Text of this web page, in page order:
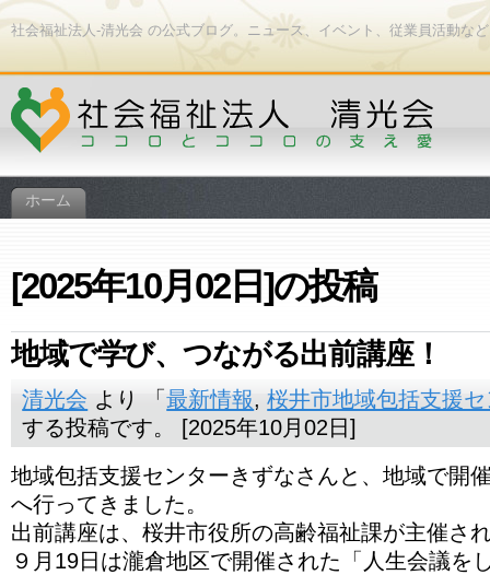
社会福祉法人-清光会 の公式ブログ。ニュース、イベント、従業員活動な
ホーム
[2025年10月02日]の投稿
地域で学び、つながる出前講座！
清光会 より 「最新情報,桜井市地域包括支援
する投稿です。 [2025年10月02日]
地域包括支援センターきずなさんと、地域で開
へ行ってきました。
出前講座は、桜井市役所の高齢福祉課が主催さ
９月19日は瀧倉地区で開催された「人生会議を